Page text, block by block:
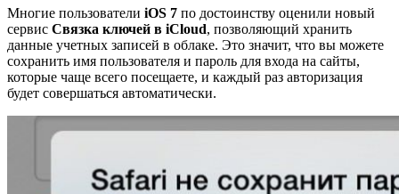
Многие пользователи iOS 7 по достоинству оценили новый
сервис Связка ключей в iCloud, позволяющий хранить
данные учетных записей в облаке. Это значит, что вы можете
сохранить имя пользователя и пароль для входа на сайты,
которые чаще всего посещаете, и каждый раз авторизация
будет совершаться автоматически.